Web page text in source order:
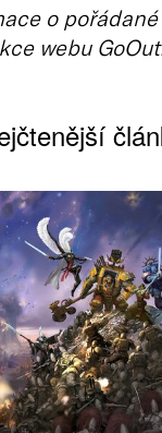
o
webu